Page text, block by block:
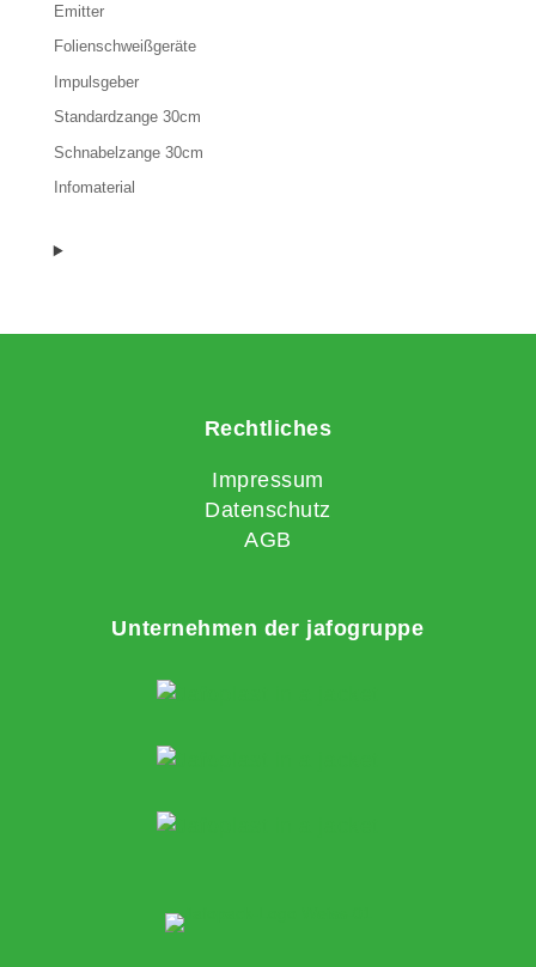
Emitter
Folienschweißgeräte
Impulsgeber
Standardzange 30cm
Schnabelzange 30cm
Infomaterial
Rechtliches
Impressum
Datenschutz
AGB
Unternehmen der jafogruppe